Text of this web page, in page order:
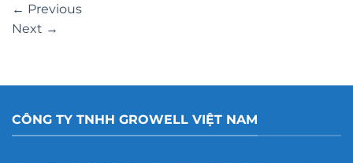
← Previous
Next →
CÔNG TY TNHH GROWELL VIỆT NAM